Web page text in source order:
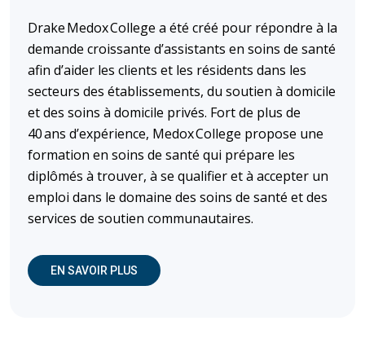
Drake Medox College a été créé pour répondre à la
demande croissante d’assistants en soins de santé
afin d’aider les clients et les résidents dans les
secteurs des établissements, du soutien à domicile
et des soins à domicile privés. Fort de plus de
40 ans d’expérience, Medox College propose une
formation en soins de santé qui prépare les
diplômés à trouver, à se qualifier et à accepter un
emploi dans le domaine des soins de santé et des
services de soutien communautaires.
EN SAVOIR PLUS (OUVRE DANS UNE NOUVELLE FENÊTRE)